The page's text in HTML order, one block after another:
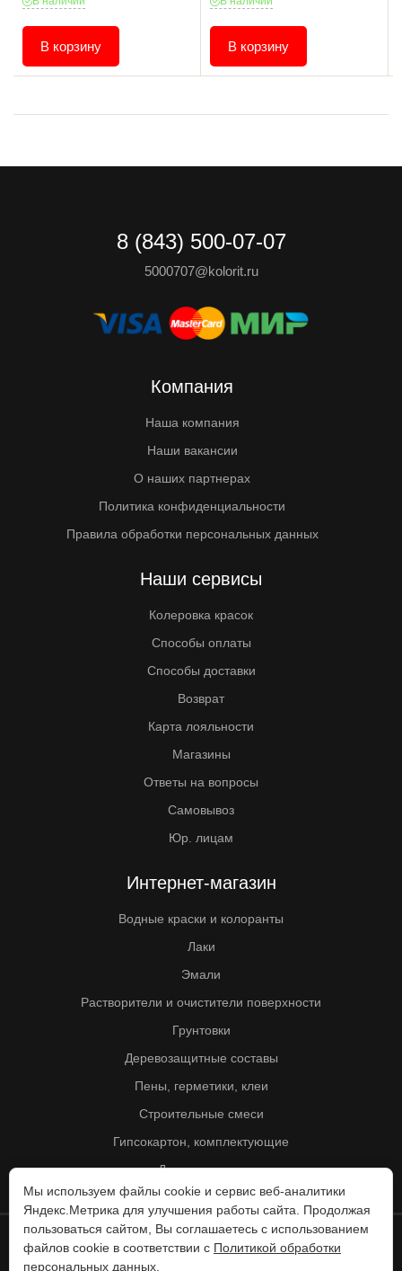
В корзину В корзину
8 (843) 500-07-07
5000707@kolorit.ru
Компания
Наша компания
Наши вакансии
О наших партнерах
Политика конфиденциальности
Правила обработки персональных данных
Наши сервисы
Колеровка красок
Способы оплаты
Способы доставки
Возврат
Карта лояльности
Магазины
Ответы на вопросы
Самовывоз
Юр. лицам
Интернет-магазин
Водные краски и колоранты
Лаки
Эмали
Растворители и очистители поверхности
Грунтовки
Деревозащитные составы
Пены, герметики, клеи
Строительные смеси
Гипсокартон, комплектующие
Другие товары
© Колорит 1995 - 2026
Мы используем файлы cookie и сервис веб-аналитики
Яндекс.Метрика для улучшения работы сайта. Продолжая
пользоваться сайтом, Вы соглашаетесь с использованием
файлов cookie в соответствии с Политикой обработки
персональных данных